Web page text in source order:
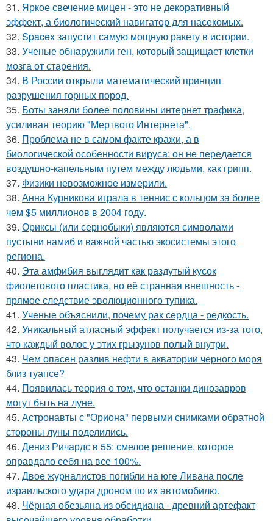
31. Яркое свечение мицен - это не декоративный
эффект, а биологический навигатор для насекомых.
32. Spacex запустит самую мощную ракету в истории.
33. Ученые обнаружили ген, который защищает клетки
мозга от старения.
34. В России открыли математический принцип
разрушения горных пород.
35. Боты заняли более половины интернет трафика,
усиливая теорию "Мертвого Интернета".
36. Проблема не в самом факте кражи, а в
биологической особенности вируса: он не передается
воздушно-капельным путем между людьми, как грипп.
37. Физики невозможное измерили.
38. Анна Курникова играла в теннис с кольцом за более
чем $5 миллионов в 2004 году.
39. Ориксы (или сернобыки) являются символами
пустыни намиб и важной частью экосистемы этого
региона.
40. Эта амфибия выглядит как раздутый кусок
фиолетового пластика, но её странная внешность -
прямое следствие эволюционного тупика.
41. Ученые объяснили, почему рак сердца - редкость.
42. Уникальный атласный эффект получается из-за того,
что каждый волос у этих грызунов полый внутри.
43. Чем опасен разлив нефти в акватории черного моря
близ туапсе?
44. Появилась теория о том, что останки динозавров
могут быть на луне.
45. Астронавты с "Ориона" первыми снимками обратной
стороны луны поделились.
46. Дениз Ричардс в 55: смелое решение, которое
оправдало себя на все 100%.
47. Двое журналистов погибли на юге Ливана после
израильского удара дроном по их автомобилю.
48. Чёрная обезьяна из обсидиана - древний артефакт